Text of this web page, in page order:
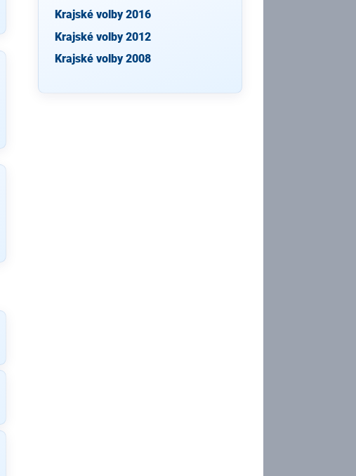
Krajské volby 2016
Krajské volby 2012
Krajské volby 2008